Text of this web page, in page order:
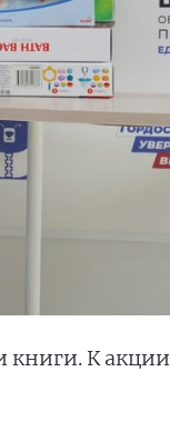
книги. К акции